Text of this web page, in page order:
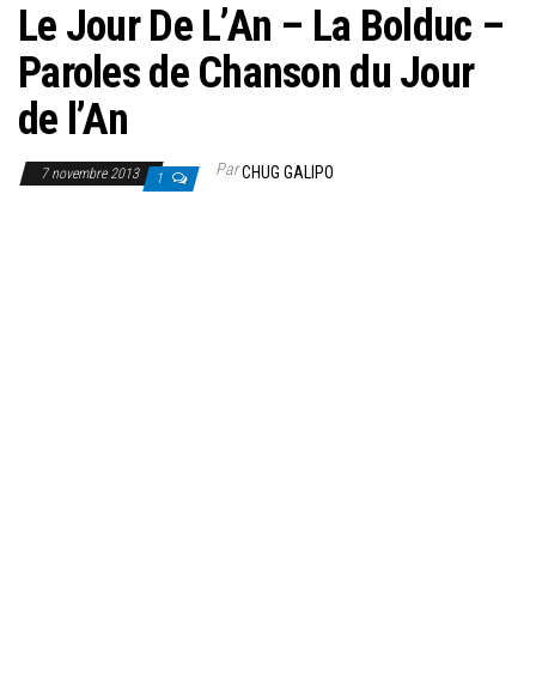
Le Jour De L’An – La Bolduc –
Paroles de Chanson du Jour
de l’An
7 novembre 2013 1 ParCHUG GALIPO